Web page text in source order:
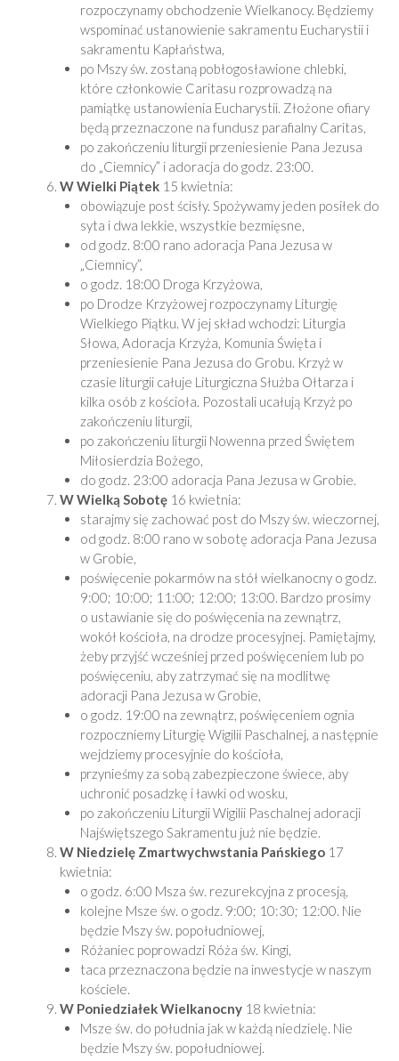
rozpoczynamy obchodzenie Wielkanocy. Będziemy
wspominać ustanowienie sakramentu Eucharystii i
sakramentu Kapłaństwa,
po Mszy św. zostaną pobłogosławione chlebki,
które członkowie Caritasu rozprowadzą na
pamiątkę ustanowienia Eucharystii. Złożone ofiary
będą przeznaczone na fundusz parafialny Caritas,
po zakończeniu liturgii przeniesienie Pana Jezusa
do „Ciemnicy” i adoracja do godz. 23:00.
W Wielki Piątek 15 kwietnia:
obowiązuje post ścisły. Spożywamy jeden posiłek do
syta i dwa lekkie, wszystkie bezmięsne,
od godz. 8:00 rano adoracja Pana Jezusa w
„Ciemnicy”,
o godz. 18:00 Droga Krzyżowa,
po Drodze Krzyżowej rozpoczynamy Liturgię
Wielkiego Piątku. W jej skład wchodzi: Liturgia
Słowa, Adoracja Krzyża, Komunia Święta i
przeniesienie Pana Jezusa do Grobu. Krzyż w
czasie liturgii całuje Liturgiczna Służba Ołtarza i
kilka osób z kościoła. Pozostali ucałują Krzyż po
zakończeniu liturgii,
po zakończeniu liturgii Nowenna przed Świętem
Miłosierdzia Bożego,
do godz. 23:00 adoracja Pana Jezusa w Grobie.
W Wielką Sobotę 16 kwietnia:
starajmy się zachować post do Mszy św. wieczornej,
od godz. 8:00 rano w sobotę adoracja Pana Jezusa
w Grobie,
poświęcenie pokarmów na stół wielkanocny o godz.
9:00; 10:00; 11:00; 12:00; 13:00. Bardzo prosimy
o ustawianie się do poświęcenia na zewnątrz,
wokół kościoła, na drodze procesyjnej. Pamiętajmy,
żeby przyjść wcześniej przed poświęceniem lub po
poświęceniu, aby zatrzymać się na modlitwę
adoracji Pana Jezusa w Grobie,
o godz. 19:00 na zewnątrz, poświęceniem ognia
rozpoczniemy Liturgię Wigilii Paschalnej, a następnie
wejdziemy procesyjnie do kościoła,
przynieśmy za sobą zabezpieczone świece, aby
uchronić posadzkę i ławki od wosku,
po zakończeniu Liturgii Wigilii Paschalnej adoracji
Najświętszego Sakramentu już nie będzie.
W Niedzielę Zmartwychwstania Pańskiego 17
kwietnia:
o godz. 6:00 Msza św. rezurekcyjna z procesją,
kolejne Msze św. o godz. 9:00; 10:30; 12:00. Nie
będzie Mszy św. popołudniowej,
Różaniec poprowadzi Róża św. Kingi,
taca przeznaczona będzie na inwestycje w naszym
kościele.
W Poniedziałek Wielkanocny 18 kwietnia:
Msze św. do południa jak w każdą niedzielę. Nie
będzie Mszy św. popołudniowej.